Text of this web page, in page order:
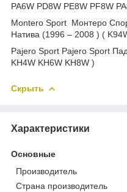
PA6W PD8W PE8W PF8W
Montero Sport Монтеро
Натива (1996 – 2008 ) (
Pajero Sport Pajero Sport
KH4W KH6W KH8W )
Скрыть
Характеристики
Основные
Производитель
Страна производитель